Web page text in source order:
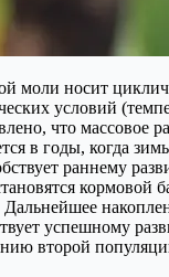
моли носит
условий
что массовое
в годы, когда
раннему
кормовой
Дальнейшее
успешному
второй